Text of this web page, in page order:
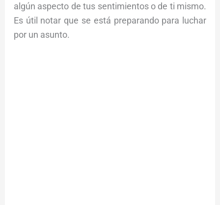
algún aspecto de tus sentimientos o de ti mismo.
Es útil notar que se está preparando para luchar
por un asunto.